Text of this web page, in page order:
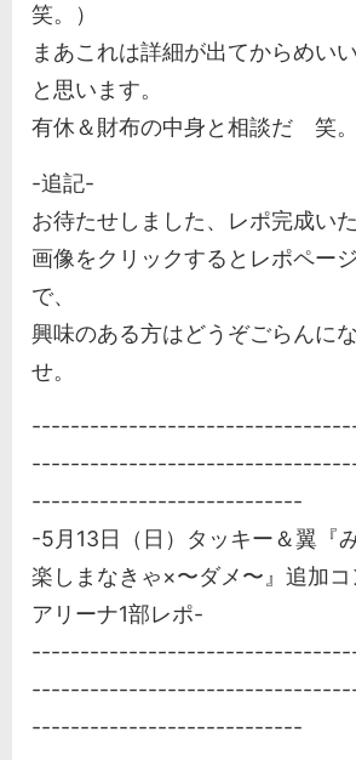
笑。）
まあこれは詳細が出てからめい
と思います。
有休＆財布の中身と相談だ 笑。
-追記-
お待たせしました、レポ完成いた
画像をクリックするとレポペー
で、
興味のある方はどうぞごらんに
せ。
----------------------------
-5月13日（日）タッキー＆翼『
楽しまなきゃ×〜ダメ〜』追加
アリーナ1部レポ-
----------------------------